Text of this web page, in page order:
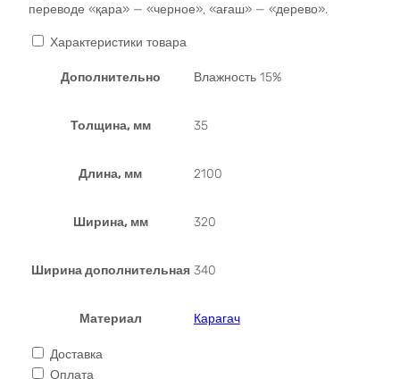
переводе «қара» — «черное», «ағаш» — «дерево».
Характеристики товара
Дополнительно Влажность 15%
Толщина, мм 35
Длина, мм 2100
Ширина, мм 320
Ширина дополнительная 340
Материал Карагач
Доставка
Оплата